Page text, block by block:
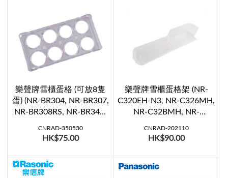
樂聲牌雪櫃蛋格 (可放8隻
蛋) (NR-BR304, NR-BR307,
NR-BR308RS, NR-BR344,
BR348DKHK, NR-
BR348RSHK, NR-BT264,
NR-BT266, RR-BT266)
CNRAD-350530
HK$75.00
樂聲牌雪櫃蛋格架 (NR-
C320EH-N3, NR-C326MH,
NR-C32BMH, NR-
T3, NR-C376MH, NR-
C376MX, NR-C37BMH)
CNRAD-202110
HK$90.00